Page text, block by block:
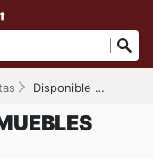
Disponible hasta el 01/08/2026